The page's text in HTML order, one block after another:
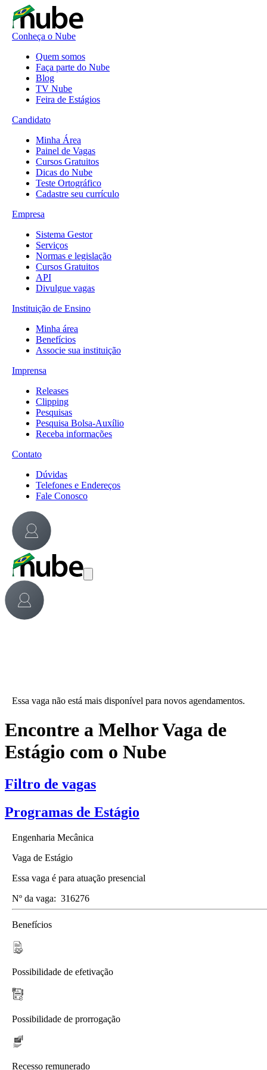
Conheça o Nube
Quem somos
Faça parte do Nube
Blog
TV Nube
Feira de Estágios
Candidato
Minha Área
Painel de Vagas
Cursos Gratuitos
Dicas do Nube
Teste Ortográfico
Cadastre seu currículo
Empresa
Sistema Gestor
Serviços
Normas e legislação
Cursos Gratuitos
API
Divulgue vagas
Instituição de Ensino
Minha área
Benefícios
Associe sua instituição
Imprensa
Releases
Clipping
Pesquisas
Pesquisa Bolsa-Auxílio
Receba informações
Contato
Dúvidas
Telefones e Endereços
Fale Conosco
Essa vaga não está mais disponível para novos agendamentos.
Encontre a Melhor Vaga de
Estágio com o Nube
Filtro de vagas
Programas de Estágio
Engenharia Mecânica
Vaga de Estágio
Essa vaga é para atuação presencial
Nº da vaga: 316276
Benefícios
Possibilidade de efetivação
Possibilidade de prorrogação
Recesso remunerado